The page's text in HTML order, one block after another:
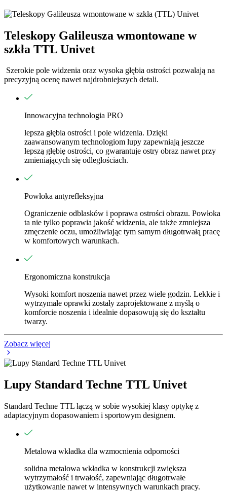
Teleskopy Galileusza wmontowane w
szkła TTL Univet
Szerokie pole widzenia oraz wysoka głębia ostrości pozwalają na
precyzyjną ocenę nawet najdrobniejszych detali.
Innowacyjna technologia PRO
lepsza głębia ostrości i pole widzenia. Dzięki
zaawansowanym technologiom lupy zapewniają jeszcze
lepszą głębię ostrości, co gwarantuje ostry obraz nawet przy
zmieniających się odległościach.
Powłoka antyrefleksyjna
Ograniczenie odblasków i poprawa ostrości obrazu. Powłoka
ta nie tylko poprawia jakość widzenia, ale także zmniejsza
zmęczenie oczu, umożliwiając tym samym długotrwałą pracę
w komfortowych warunkach.
Ergonomiczna konstrukcja
Wysoki komfort noszenia nawet przez wiele godzin. Lekkie i
wytrzymałe oprawki zostały zaprojektowane z myślą o
komforcie noszenia i idealnie dopasowują się do kształtu
twarzy.
Zobacz więcej
Lupy Standard Techne TTL Univet
Standard Techne TTL łączą w sobie wysokiej klasy optykę z
adaptacyjnym dopasowaniem i sportowym designem.
Metalowa wkładka dla wzmocnienia odporności
solidna metalowa wkładka w konstrukcji zwiększa
wytrzymałość i trwałość, zapewniając długotrwałe
użytkowanie nawet w intensywnych warunkach pracy.